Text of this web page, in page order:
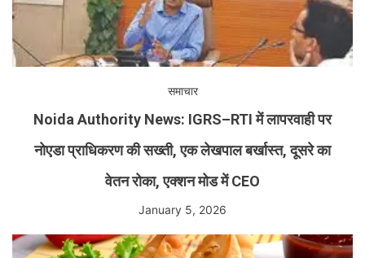
समाचार
Noida Authority News: IGRS–RTI में लापरवाही पर
नोएडा प्राधिकरण की सख्ती, एक लेखपाल बर्खास्त, दूसरे का
वेतन रोका, एक्शन मोड में CEO
January 5, 2026